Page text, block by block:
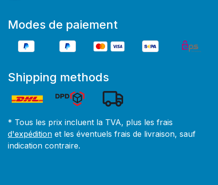
Modes de paiement
Shipping methods
* Tous les prix incluent la TVA, plus les frais
d'expédition et les éventuels frais de livraison, sauf
indication contraire.